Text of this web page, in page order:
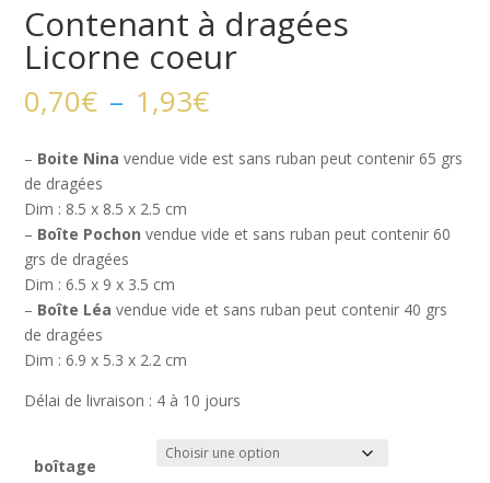
Contenant à dragées
Licorne coeur
0,70€ – 1,93€Plage
prix :
0,70€
1,93€
– Boite Nina vendue vide est sans ruban peut contenir 65 grs
de dragées
Dim : 8.5 x 8.5 x 2.5 cm
– Boîte Pochon vendue vide et sans ruban peut contenir 60
grs de dragées
Dim : 6.5 x 9 x 3.5 cm
– Boîte Léa vendue vide et sans ruban peut contenir 40 grs
de dragées
Dim : 6.9 x 5.3 x 2.2 cm
Délai de livraison : 4 à 10 jours
boîtage